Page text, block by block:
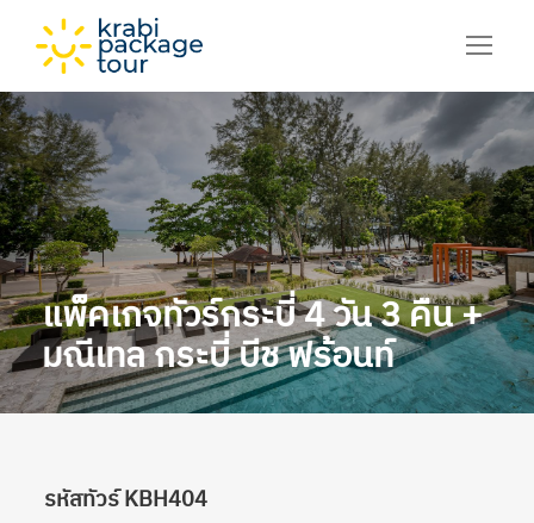
แพ็คเกจทัวร์กระบี่ 4 วัน 3 คืน +
มณีเทล กระบี่ บีช ฟร้อนท์
รหัสทัวร์ KBH404